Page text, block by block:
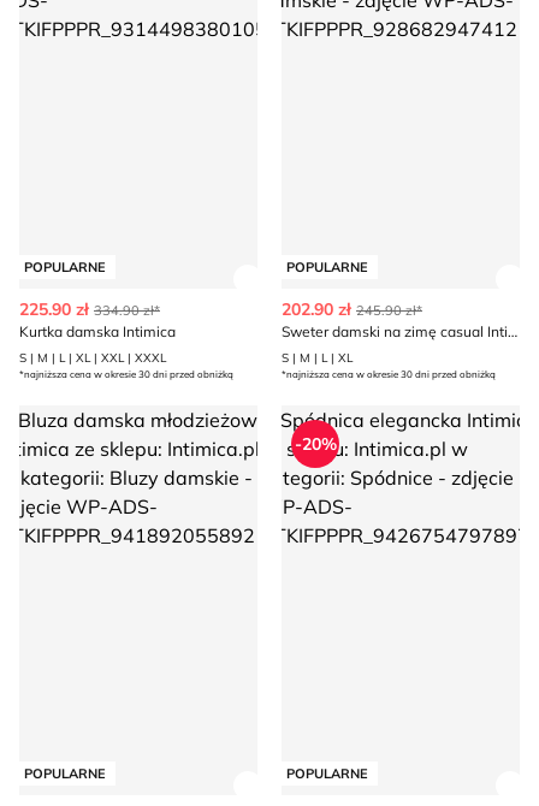
POPULARNE
225.90 zł 334.90 zł*
Kurtka damska Intimica
S | M | L | XL | XXL | XXXL
*najniższa cena w okresie 30 dni przed obniżką
POPULARNE
202.90 zł 245.90 zł*
Sweter damski na zimę casual Intimica
S | M | L | XL
*najniższa cena w okresie 30 dni przed obniżką
damska młodzieżowa Intimica
POPULARNE
Spódnica elegancka Intimica
POPULARNE
-20%